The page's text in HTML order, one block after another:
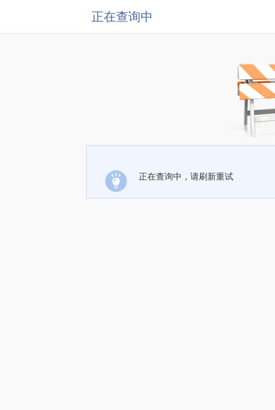
正在查询中
正在查询中，请刷新重试